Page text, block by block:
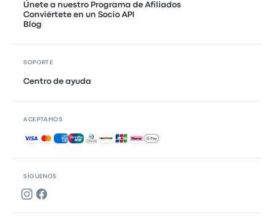
SÍGUENOS
Únete a nuestro Programa de Afiliados
Conviértete en un Socio API
Blog
SOPORTE
Centro de ayuda
ACEPTAMOS
Pagos aceptados